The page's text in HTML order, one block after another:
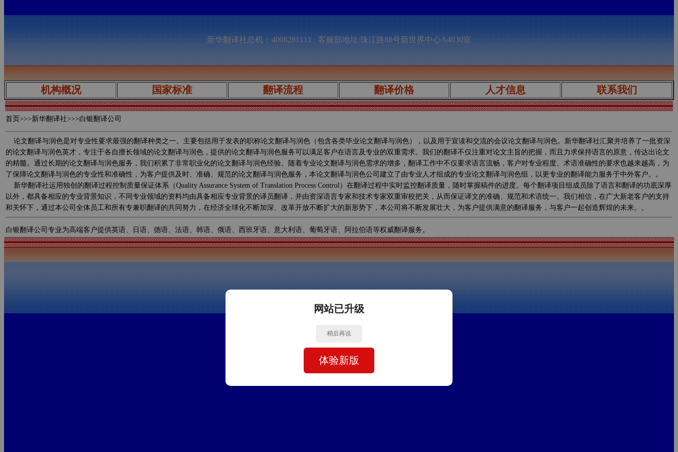
新华翻译社总机：4008281111 客服部地址:珠江路88号新世界中心A4030室
机构概况 国家标准 翻译流程 翻译价格 人才信息 联系我们
首页 >>>新华翻译社>>>白银翻译公司
论文翻译与润色是对专业性要求最强的翻译种类之一。主要包括用于发表的职称论文翻译与润色（包含各类毕业论文翻译与润色），以及用于宣读和交流的会议论文翻译与润色。新华翻译社汇聚并培养了一批资深
的论文翻译与润色英才，专注于各自擅长领域的论文翻译与润色，提供的论文翻译与润色服务可以满足客户在语言及专业的双重需求。我们的翻译不仅注重对论文主旨的把握，而且力求保持语言的原意，传达出论文
的精髓。通过长期的论文翻译与润色服务，我们积累了非常职业化的论文翻译与润色经验。随着专业论文翻译与润色需求的增多，翻译工作中不仅要求语言流畅，客户对专业程度、术语准确性的要求也越来越高，为
了保障论文翻译与润色的专业性和准确性，为客户提供及时、准确、规范的论文翻译与润色服务，本论文翻译与润色公司建立了由专业人才组成的专业论文翻译与润色组，以更专业的翻译能力服务于中外客户。。
新华翻译社运用独创的翻译过程控制质量保证体系（Quality Assurance System of Translation Process Control）在翻译过程中实时监控翻译质量，随时掌握稿件的进度。每个翻译项目组成员除了语言和翻译的功底深厚
以外，都具备相应的专业背景知识，不同专业领域的资料均由具备相应专业背景的译员翻译，并由资深语言专家和技术专家双重审校把关，从而保证译文的准确、规范和术语统一。我们相信，在广大新老客户的支持
和关怀下，通过本公司全体员工和所有专兼职翻译的共同努力，在经济全球化不断加深、改革开放不断扩大的新形势下，本公司将不断发展壮大，为客户提供满意的翻译服务，与客户一起创造辉煌的未来。。
白银翻译公司专业为高端客户提供英语、日语、德语、法语、韩语、俄语、西班牙语、意大利语、葡萄牙语、阿拉伯语等权威翻译服务。
网站已升级
稍后再说
体验新版